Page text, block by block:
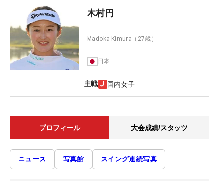
木村円
Madoka Kimura （27歳）
日本
主戦 国内女子
プロフィール 大会成績/スタッツ
ニュース 写真館 スイング連続写真